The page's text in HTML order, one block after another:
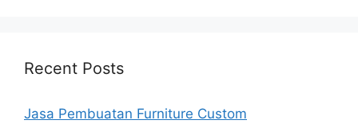
Recent Posts
Jasa Pembuatan Furniture Custom